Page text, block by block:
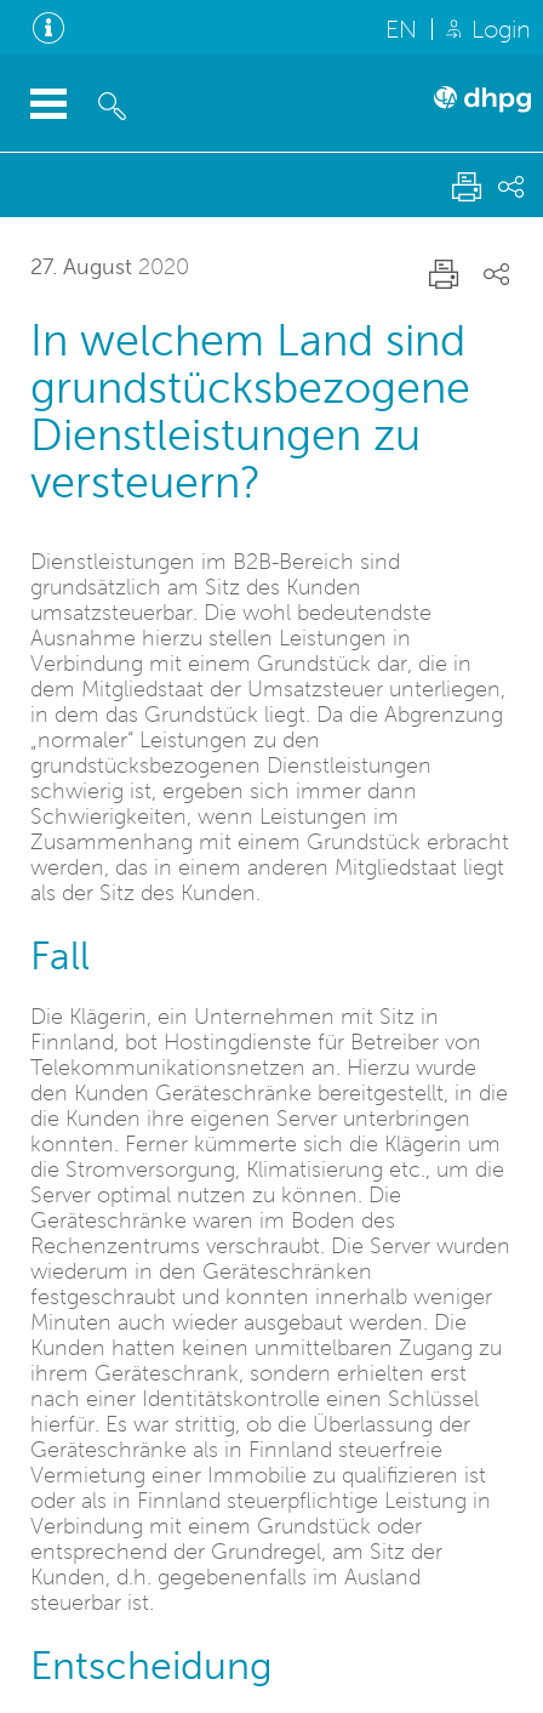
EN Login
27. August 2020
In welchem Land sind
grundstücksbezogene
Dienstleistungen zu
versteuern?
Dienstleistungen im B2B-Bereich sind
grundsätzlich am Sitz des Kunden
umsatzsteuerbar. Die wohl bedeutendste
Ausnahme hierzu stellen Leistungen in
Verbindung mit einem Grundstück dar, die in
dem Mitgliedstaat der Umsatzsteuer unterliegen,
in dem das Grundstück liegt. Da die Abgrenzung
„normaler“ Leistungen zu den
grundstücksbezogenen Dienstleistungen
schwierig ist, ergeben sich immer dann
Schwierigkeiten, wenn Leistungen im
Zusammenhang mit einem Grundstück erbracht
werden, das in einem anderen Mitgliedstaat liegt
als der Sitz des Kunden.
Fall
Die Klägerin, ein Unternehmen mit Sitz in
Finnland, bot Hostingdienste für Betreiber von
Telekommunikationsnetzen an. Hierzu wurde
den Kunden Geräteschränke bereitgestellt, in die
die Kunden ihre eigenen Server unterbringen
konnten. Ferner kümmerte sich die Klägerin um
die Stromversorgung, Klimatisierung etc., um die
Server optimal nutzen zu können. Die
Geräteschränke waren im Boden des
Rechenzentrums verschraubt. Die Server wurden
wiederum in den Geräteschränken
festgeschraubt und konnten innerhalb weniger
Minuten auch wieder ausgebaut werden. Die
Kunden hatten keinen unmittelbaren Zugang zu
ihrem Geräteschrank, sondern erhielten erst
nach einer Identitätskontrolle einen Schlüssel
hierfür. Es war strittig, ob die Überlassung der
Geräteschränke als in Finnland steuerfreie
Vermietung einer Immobilie zu qualifizieren ist
oder als in Finnland steuerpflichtige Leistung in
Verbindung mit einem Grundstück oder
entsprechend der Grundregel, am Sitz der
Kunden, d.h. gegebenenfalls im Ausland
steuerbar ist.
Entscheidung